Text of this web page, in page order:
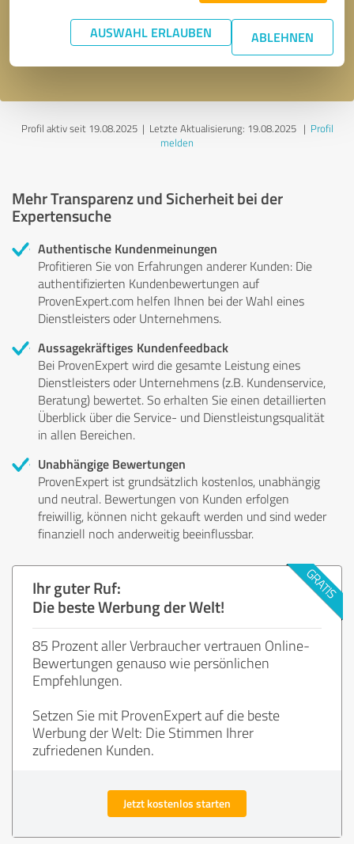
AUSWAHL ERLAUBEN ABLEHNEN
Nachricht senden
Datenschutzbestimmungenzu.
Profil aktiv seit 19.08.2025 | Letzte Aktualisierung: 19.08.2025| Profil
melden
Mehr Transparenz und Sicherheit bei der
Expertensuche
Authentische Kundenmeinungen
Profitieren Sie von Erfahrungen anderer Kunden: Die
authentifizierten Kundenbewertungen auf
ProvenExpert.com helfen Ihnen bei der Wahl eines
Dienstleisters oder Unternehmens.
Aussagekräftiges Kundenfeedback
Bei ProvenExpert wird die gesamte Leistung eines
Dienstleisters oder Unternehmens (z.B. Kundenservice,
Beratung) bewertet. So erhalten Sie einen detaillierten
Überblick über die Service- und Dienstleistungsqualität
in allen Bereichen.
Unabhängige Bewertungen
ProvenExpert ist grundsätzlich kostenlos, unabhängig
und neutral. Bewertungen von Kunden erfolgen
freiwillig, können nicht gekauft werden und sind weder
finanziell noch anderweitig beeinflussbar.
Ihr guter Ruf:
Die beste Werbung der Welt!
85 Prozent aller Verbraucher vertrauen Online-
Bewertungen genauso wie persönlichen
Empfehlungen.
Setzen Sie mit ProvenExpert auf die beste
Werbung der Welt: Die Stimmen Ihrer
zufriedenen Kunden.
Jetzt kostenlos starten